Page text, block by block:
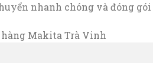
nhanh chóng và đóng